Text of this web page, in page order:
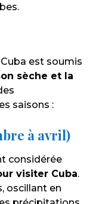
est soumis
sèche et la
saisons :
à avril)
considérée
visiter Cuba.
oscillant en